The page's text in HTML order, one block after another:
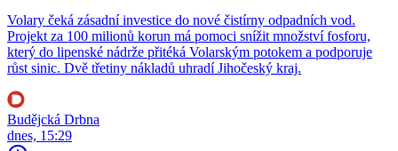
Volary čeká zásadní investice do nové čistírny odpadních vod.
Projekt za 100 milionů korun má pomoci snížit množství fosforu,
který do lipenské nádrže přitéká Volarským potokem a podporuje
růst sinic. Dvě třetiny nákladů uhradí Jihočeský kraj.
Budějcká Drbna
dnes, 15:29